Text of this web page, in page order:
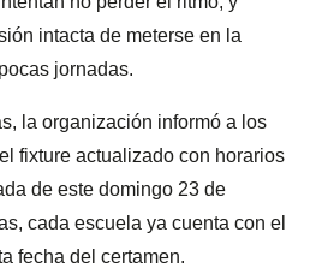
intacta de meterse en la
jornadas.
la organización informó a los
fixture actualizado con horarios
de este domingo 23 de
cada escuela ya cuenta con el
fecha del certamen.